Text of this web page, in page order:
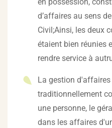
d’affaires au sens
Civil;Ainsi, les deux
étaient bien réunies
rendre service à
La gestion
traditionnellement
une personne, le
dans les affaires